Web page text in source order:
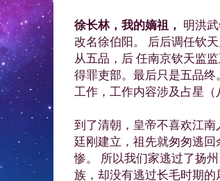
徐长林，我的嫡祖， 明洪
改名徐伯阳。 后后调任钦
从五品，后 任南京钦天监
得罪吏部。最后只是五品
工作，工作内容涉及占星
到了清朝，皇帝不喜欢江
廷刚建立，祖先就匆匆逃
惨。 所以我们家逃过了扬
族，却没有逃过长毛时期